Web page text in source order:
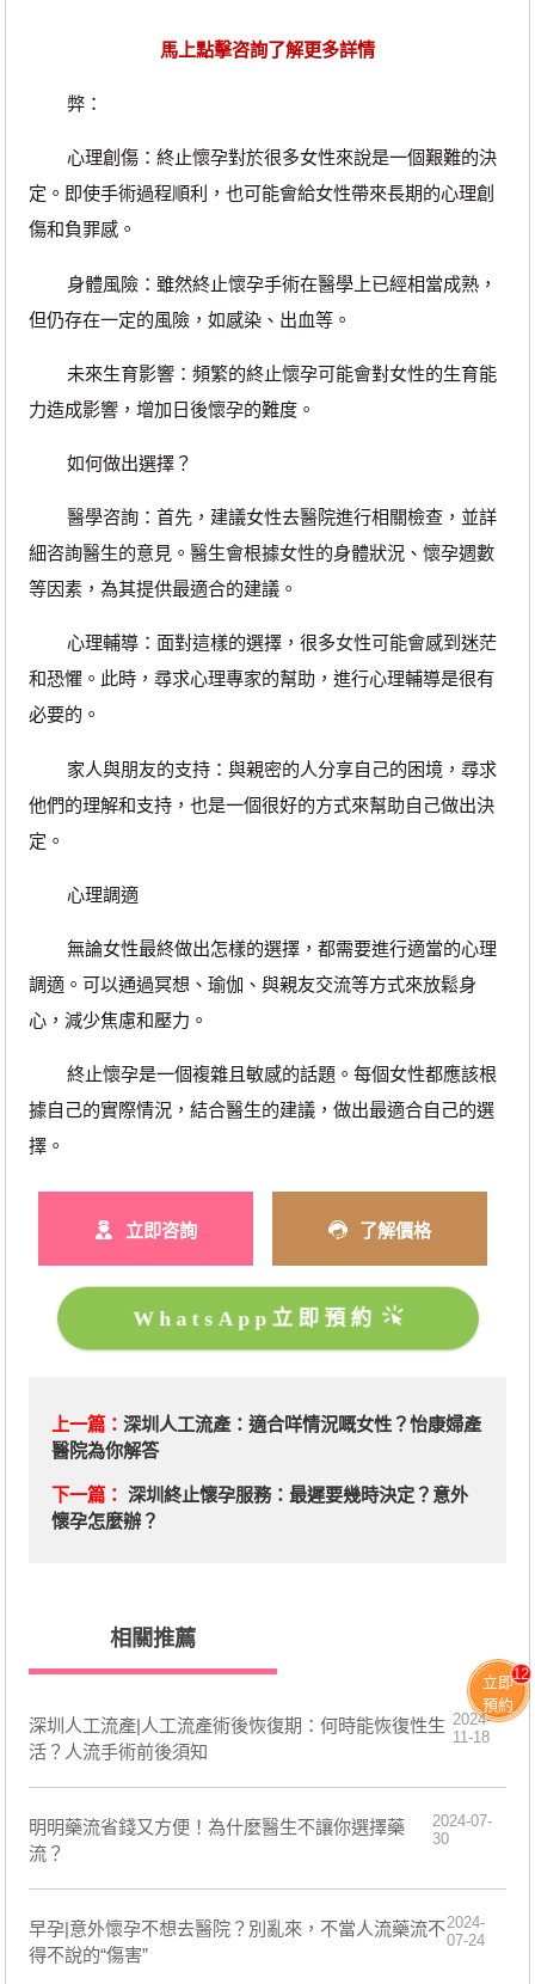
馬上點擊咨詢了解更多詳情
弊：
心理創傷：終止懷孕對於很多女性來說是一個艱難的決
定。即使手術過程順利，也可能會給女性帶來長期的心理創
傷和負罪感。
身體風險：雖然終止懷孕手術在醫學上已經相當成熟，
但仍存在一定的風險，如感染、出血等。
未來生育影響：頻繁的終止懷孕可能會對女性的生育能
力造成影響，增加日後懷孕的難度。
如何做出選擇？
醫學咨詢：首先，建議女性去醫院進行相關檢查，並詳
細咨詢醫生的意見。醫生會根據女性的身體狀況、懷孕週數
等因素，為其提供最適合的建議。
心理輔導：面對這樣的選擇，很多女性可能會感到迷茫
和恐懼。此時，尋求心理專家的幫助，進行心理輔導是很有
必要的。
家人與朋友的支持：與親密的人分享自己的困境，尋求
他們的理解和支持，也是一個很好的方式來幫助自己做出決
定。
心理調適
無論女性最終做出怎樣的選擇，都需要進行適當的心理
調適。可以通過冥想、瑜伽、與親友交流等方式來放鬆身
心，減少焦慮和壓力。
終止懷孕是一個複雜且敏感的話題。每個女性都應該根
據自己的實際情況，結合醫生的建議，做出最適合自己的選
擇。
立即咨詢 了解價格
WhatsApp立即預約
上一篇： 深圳人工流產：適合咩情況嘅女性？怡康婦產
醫院為你解答
下一篇： 深圳終止懷孕服務：最遲要幾時決定？意外
懷孕怎麼辦？
相關推薦
深圳人工流產|人工流產​術後恢復期：何時能恢復性生
活？人流手術前後須知
2024-
11-18
明明藥流省錢又方便！為什麼醫生不讓你選擇藥
流？
2024-07-
30
​早孕|意外懷孕不想去醫院？別亂來，不當人流藥流不
得不說的“傷害”
2024-
07-24
立即
預約
12